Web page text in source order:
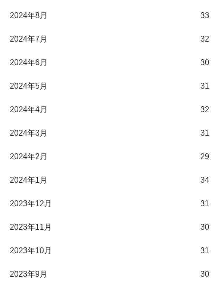
2024年8月 33
2024年7月 32
2024年6月 30
2024年5月 31
2024年4月 32
2024年3月 31
2024年2月 29
2024年1月 34
2023年12月 31
2023年11月 30
2023年10月 31
2023年9月 30